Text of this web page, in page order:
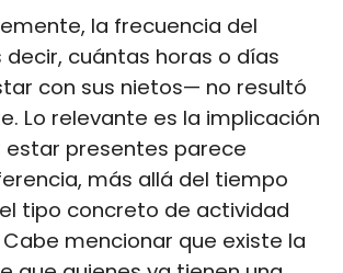
la frecuencia del
cuántas horas o días
con sus nietos— no resultó
Lo relevante es la implicación
estar presentes parece
más allá del tiempo
tipo concreto de actividad
mencionar que existe la